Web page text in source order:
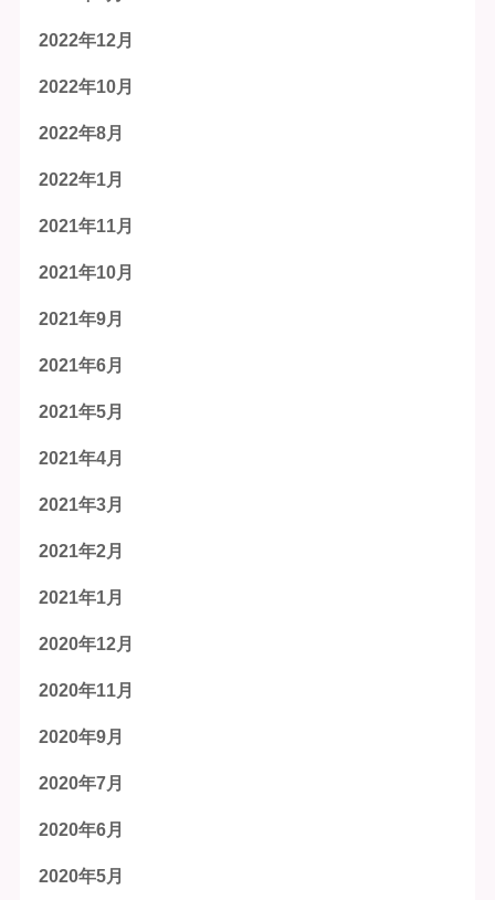
2022年12月
2022年10月
2022年8月
2022年1月
2021年11月
2021年10月
2021年9月
2021年6月
2021年5月
2021年4月
2021年3月
2021年2月
2021年1月
2020年12月
2020年11月
2020年9月
2020年7月
2020年6月
2020年5月